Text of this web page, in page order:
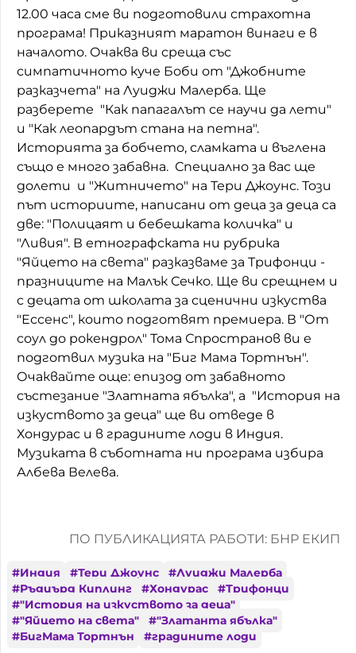
Домашен любимец
Питаме Ви
До ре ми
12.00 часа сме ви подготовили страхотна
програма! Приказният маратон винаги е в
началото. Очаква ви среща със
симпатичното куче Боби от "Джобните
разказчета" на Луиджи Малерба. Ще
разберете "Как папагалът се научи да лети"
и "Как леопардът стана на петна".
Историята за бобчето, сламката и въглена
също е много забавна. Специално за вас ще
долети и "Житничето" на Тери Джоунс. Този
път историите, написани от деца за деца са
две: "Полицаят и бебешката количка" и
"Ливия". В етнографската ни рубрика
"Яйцето на света" разказваме за Трифонци -
празниците на Малък Сечко. Ще ви срещнем и
с децата от школата за сценични изкуства
"Ессенс", които подготвят премиера. В "От
соул до рокендрол" Тома Спространов ви е
подготвил музика на "Биг Мама Тортнън".
Очаквайте още: епизод от забавното
състезание "Златната ябълка", а "История на
изкуството за деца" ще ви отведе в
Хондурас и в градините лоди в Индия.
Музиката в съботната ни програма избира
Албева Велева.
ПО ПУБЛИКАЦИЯТА РАБОТИ: БНР ЕКИП
#Индия #Тери Джоунс #Луиджи Малерба
#Ръдиърд Киплинг #Хондурас #Трифонци
#"История на изкуството за деца"
#"Яйцето на света" #"Златанта ябълка"
#БигМама Тортнън #градините лоди